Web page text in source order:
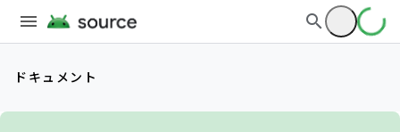
ドキュメント